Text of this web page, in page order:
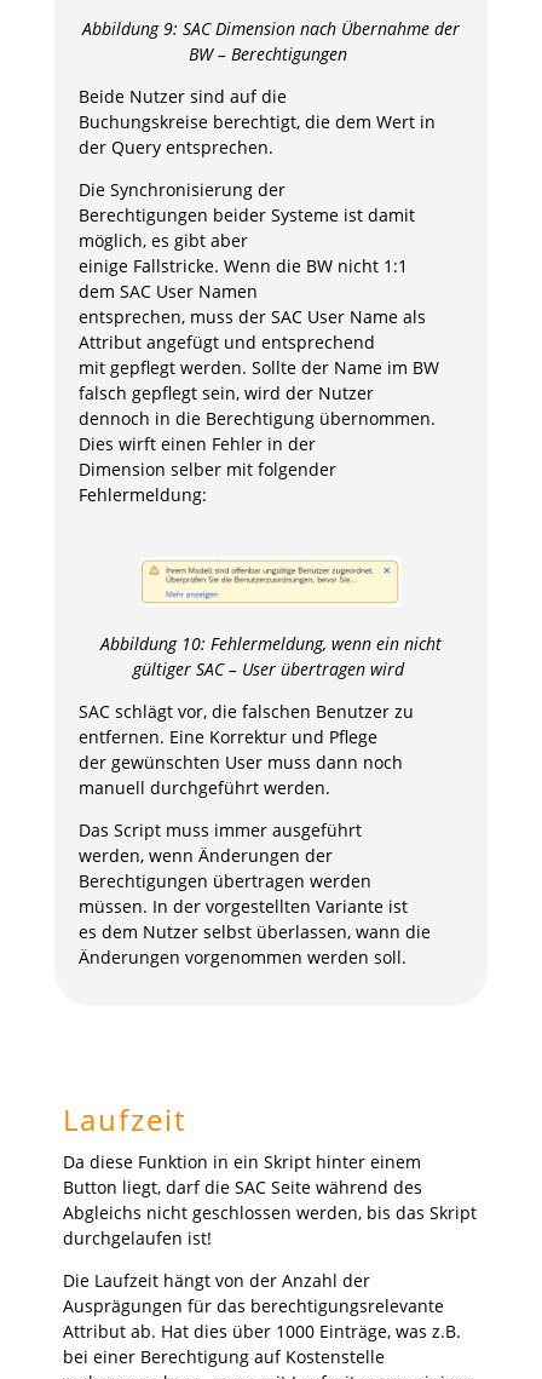
Abbildung 9: SAC Dimensionnach Übernahme der
BW – Berechtigungen
Beide Nutzer sind auf die
Buchungskreise berechtigt, die dem Wert in
der Query entsprechen.
Die Synchronisierung der
Berechtigungen beider Systeme ist damit
möglich, es gibt aber
einige Fallstricke. Wenn die BW nicht 1:1
dem SAC User Namen
entsprechen, muss der SAC User Name als
Attribut angefügt und entsprechend
mit gepflegt werden. Sollte der Name im BW
falsch gepflegt sein, wird der Nutzer
dennoch in die Berechtigung übernommen.
Dies wirft einen Fehler in der
Dimension selber mit folgender
Fehlermeldung:
Abbildung 10: Fehlermeldung, wenn ein nicht
gültiger SAC – User übertragen wird
SAC schlägt vor, die falschen Benutzer zu
entfernen. Eine Korrektur und Pflege
der gewünschten User muss dann noch
manuell durchgeführt werden.
Das Script muss immer ausgeführt
werden, wenn Änderungen der
Berechtigungen übertragen werden
müssen. In der vorgestellten Variante ist
es dem Nutzer selbst überlassen, wann die
Änderungen vorgenommen werden soll.
Laufzeit
Da diese Funktion in ein Skript hinter einem
Button liegt, darf die SAC Seite während des
Abgleichs nicht geschlossen werden, bis das Skript
durchgelaufen ist!
Die Laufzeit hängt von der Anzahl der
Ausprägungen für das berechtigungsrelevante
Attribut ab. Hat dies über 1000 Einträge, was z.B.
bei einer Berechtigung auf Kostenstelle